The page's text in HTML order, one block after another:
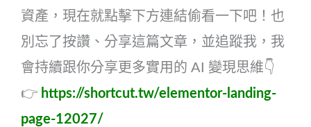
資產，現在就點擊下方連結偷看一下吧！也
別忘了按讚、分享這篇文章，並追蹤我，我
會持續跟你分享更多實用的 AI 變現思維👇
👉 https://shortcut.tw/elementor-landing-
page-12027/